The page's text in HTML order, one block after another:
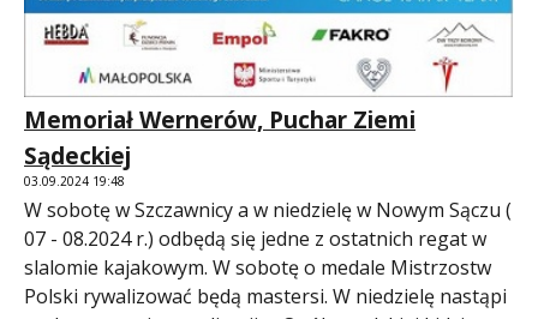
Memoriał Wernerów, Puchar Ziemi
Sądeckiej
03.09.2024 19:48
W sobotę w Szczawnicy a w niedzielę w Nowym Sączu (
07 - 08.2024 r.) odbędą się jedne z ostatnich regat w
slalomie kajakowym. W sobotę o medale Mistrzostw
Polski rywalizować będą mastersi. W niedzielę nastąpi